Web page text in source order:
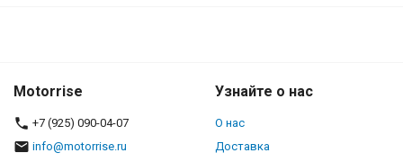
Motorrise
+7 (925) 090-04-07
info@motorrise.ru
Узнайте о нас
О нас
Доставка